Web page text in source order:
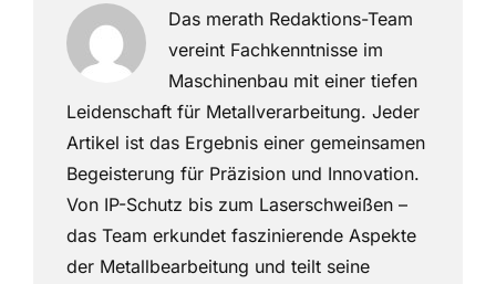
Das merath Redaktions-Team
vereint Fachkenntnisse im
Maschinenbau mit einer tiefen
Leidenschaft für Metallverarbeitung. Jeder
Artikel ist das Ergebnis einer gemeinsamen
Begeisterung für Präzision und Innovation.
Von IP-Schutz bis zum Laserschweißen –
das Team erkundet faszinierende Aspekte
der Metallbearbeitung und teilt seine